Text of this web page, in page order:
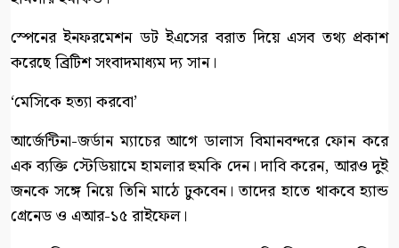
স্পেনের ইনফরমেশন ডট ইএসের বরাত দিয়ে এসব তথ্য প্রকাশ
করেছে ব্রিটিশ সংবাদমাধ্যম দ্য সান।
‘মেসিকে হত্যা করবো’
আর্জেন্টিনা-জর্ডান ম্যাচের আগে ডালাস বিমানবন্দরে ফোন করে
এক ব্যক্তি স্টেডিয়ামে হামলার হুমকি দেন। দাবি করেন, আরও দুই
জনকে সঙ্গে নিয়ে তিনি মাঠে ঢুকবেন। তাদের হাতে থাকবে হ্যান্ড
গ্রেনেড ও এআর-১৫ রাইফেল।